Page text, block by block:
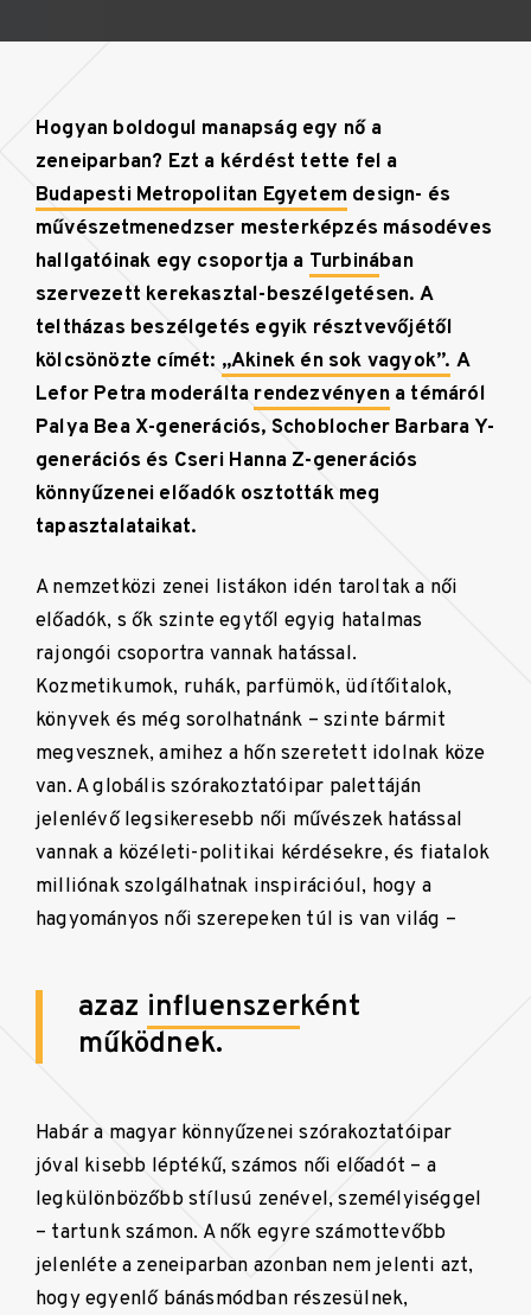
Hogyan boldogul manapság egy nő a
zeneiparban? Ezt a kérdést tette fel a
Budapesti Metropolitan Egyetem design- és
művészetmenedzser mesterképzés másodéves
hallgatóinak egy csoportja a Turbinában
szervezett kerekasztal-beszélgetésen. A
teltházas beszélgetés egyik résztvevőjétől
kölcsönözte címét: „Akinek én sok vagyok”. A
Lefor Petra moderálta rendezvényena témáról
Palya Bea X-generációs, Schoblocher Barbara Y-
generációs és Cseri Hanna Z-generációs
könnyűzenei előadók osztották meg
tapasztalataikat.
A nemzetközi zenei listákon idén taroltak a női
előadók, s ők szinte egytől egyig hatalmas
rajongói csoportra vannak hatással.
Kozmetikumok, ruhák, parfümök, üdítőitalok,
könyvek és még sorolhatnánk – szinte bármit
megvesznek, amihez a hőn szeretett idolnak köze
van. A globális szórakoztatóipar palettáján
jelenlévő legsikeresebb női művészek hatással
vannak a közéleti-politikai kérdésekre, és fiatalok
milliónak szolgálhatnak inspirációul, hogy a
hagyományos női szerepeken túl is van világ –
azaz influenszerként
működnek.
Habár a magyar könnyűzenei szórakoztatóipar
jóval kisebb léptékű, számos női előadót – a
legkülönbözőbb stílusú zenével, személyiséggel
– tartunk számon. A nők egyre számottevőbb
jelenléte a zeneiparban azonban nem jelenti azt,
hogy egyenlő bánásmódban részesülnek,